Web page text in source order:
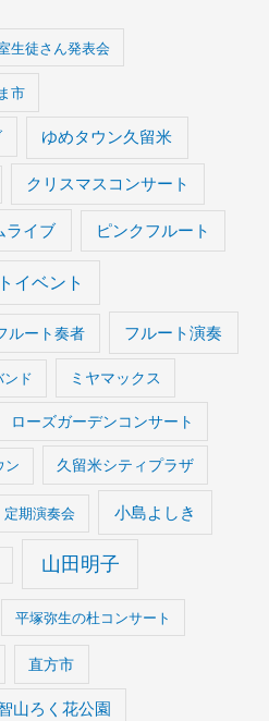
生徒さん発表会
市
ゆめタウン久留米
クリスマスコンサート
ライブ ピンクフルート
イベント
ルート奏者 フルート演奏
ンド ミヤマックス
ローズガーデンコンサート
ン 久留米シティプラザ
定期演奏会 小島よしき
山田明子
平塚弥生の杜コンサート
直方市
山ろく花公園